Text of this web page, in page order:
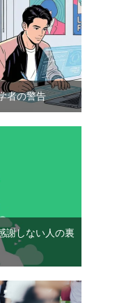
者の警告
謝しない人の裏